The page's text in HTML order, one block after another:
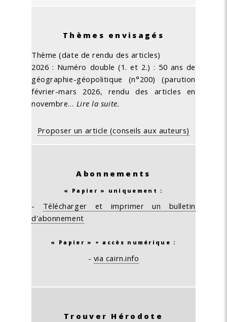
Thèmes envisagés
Thème (date de rendu des articles)
2026 : Numéro double (1. et 2.) : 50 ans de
géographie-géopolitique (n°200) (parution
février-mars 2026, rendu des articles en
novembre… Lire la suite.
Proposer un article (conseils aux auteurs)
Abonnements
« Papier » uniquement :
- Télécharger et imprimer un bulletin
d'abonnement
« Papier » + accès numérique :
- via cairn.info
Trouver Hérodote